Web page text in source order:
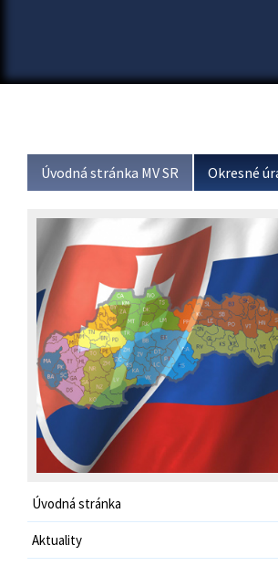
Úvodná stránka MV SR Okresné
Úvodná stránka
Aktuality